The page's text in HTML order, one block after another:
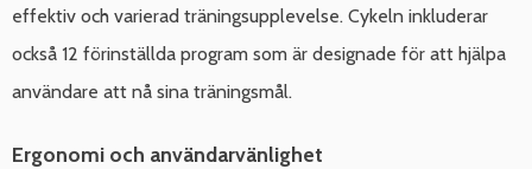
effektiv och varierad träningsupplevelse. Cykeln inkluderar
också 12 förinställda program som är designade för att hjälpa
användare att nå sina träningsmål.
Ergonomi och användarvänlighet